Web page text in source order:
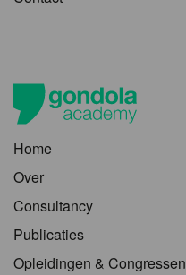
Home
Over
Consultancy
Publicaties
Opleidingen & Congressen